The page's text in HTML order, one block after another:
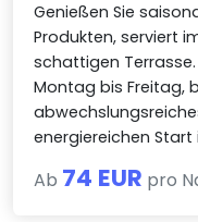
Genießen Sie
Produkten, serviert
schattigen
Montag bis Freitag,
energiereichen Start
Ab 74 EUR pro